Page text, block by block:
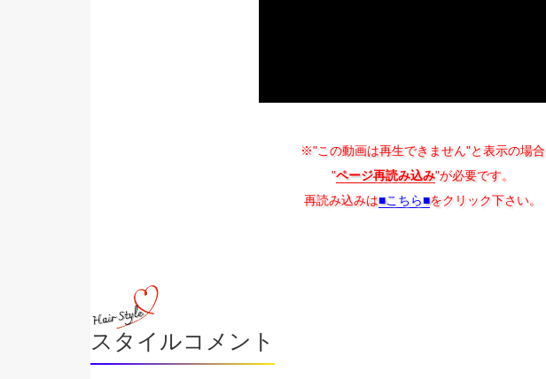
※"この動画は再生できません"と表示の場合
"ページ再読み込み"が必要です。
再読み込みは■こちら■をクリック下さい。
スタイルコメント